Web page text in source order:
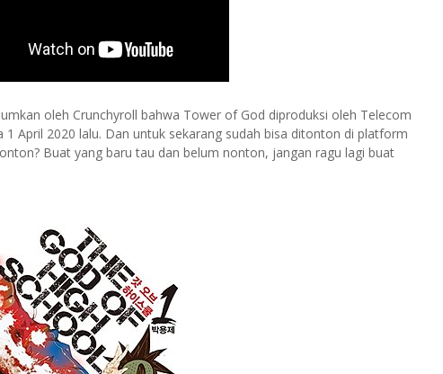
oleh Crunchyroll bahwa Tower of God diproduksi oleh Telecom
April 2020 lalu. Dan untuk sekarang sudah bisa ditonton di platform
Buat yang baru tau dan belum nonton, jangan ragu lagi buat